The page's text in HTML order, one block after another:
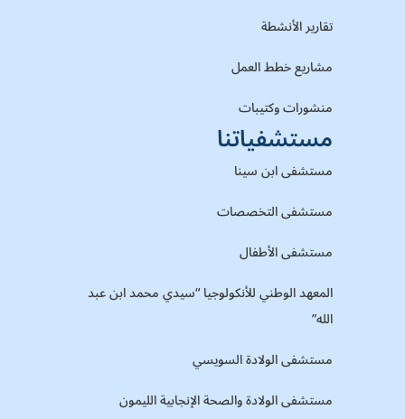
تقارير الأنشطة
مشاريع خطط العمل
منشورات وكتيبات
مستشفياتنا
مستشفى ابن سينا
مستشفى التخصصات
مستشفى الأطفال
المعهد الوطني للأنكولوجيا “سيدي محمد ابن عبد
الله”
مستشفى الولادة السويسي
مستشفى الولادة والصحة الإنجابية الليمون